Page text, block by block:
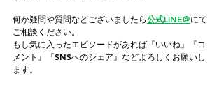
何か疑問や質問などございましたら公式LINE＠にて
ご相談ください。
もし気に入ったエピソードがあれば『いいね』『コ
メント』『SNSへのシェア』などよろしくお願いし
ます。